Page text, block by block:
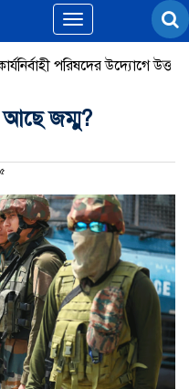
Toggle
navigation
পরিষদের উদ্যোগে উত্তরা
জম্মু?